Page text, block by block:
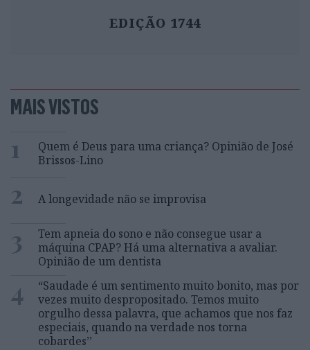
EDIÇÃO 1744
MAIS VISTOS
1
Quem é Deus para uma criança? Opinião de José
Brissos-Lino
2 A longevidade não se improvisa
3
Tem apneia do sono e não consegue usar a
máquina CPAP? Há uma alternativa a avaliar.
Opinião de um dentista
4
“Saudade é um sentimento muito bonito, mas por
vezes muito despropositado. Temos muito
orgulho dessa palavra, que achamos que nos faz
especiais, quando na verdade nos torna
cobardes’’